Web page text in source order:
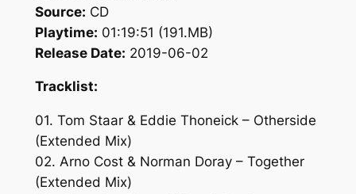
Source: CD
Playtime: 01:19:51 (191.MB)
Release Date: 2019-06-02
Tracklist:
01. Tom Staar & Eddie Thoneick – Otherside
(Extended Mix)
02. Arno Cost & Norman Doray – Together
(Extended Mix)